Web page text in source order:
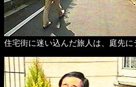
住宅街に迷い込んだ旅人は、庭先